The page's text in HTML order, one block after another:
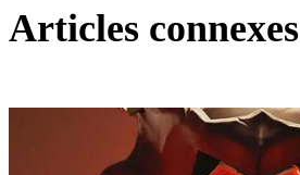
Articles connexes